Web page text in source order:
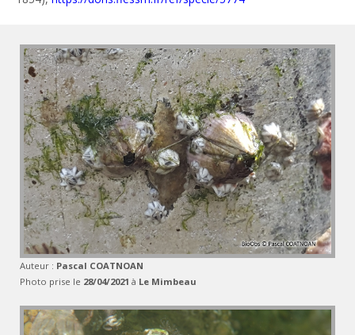
Auteur : Pascal COATNOAN
Photo prise le 28/04/2021 à Le Mimbeau